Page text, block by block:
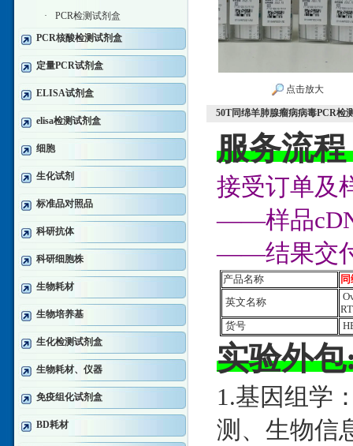
·
PCR检测试剂盒
PCR核酸检测试剂盒
定量PCR试剂盒
ELISA试剂盒
elisa检测试剂盒
细胞
生化试剂
标准品对照品
科研抗体
科研细胞株
生物耗材
生物培养基
生化检测试剂盒
生物耗材、仪器
免疫组化试剂盒
BD耗材
点击放大
50T同绵羊肺腺瘤病病毒PCR检
服务流程
接受订单
——样品
——结果交
产品名称
英文名称
货号
实验外
1.基因组学
测、生物信